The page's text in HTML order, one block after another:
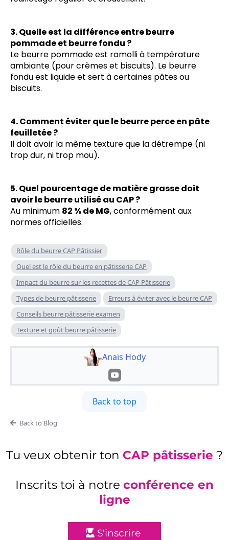
3. Quelle est la différence entre beurre
pommade et beurre fondu ?
Le beurre pommade est ramolli à température
ambiante (pour crèmes et biscuits). Le beurre
fondu est liquide et sert à certaines pâtes ou
biscuits.
4. Comment éviter que le beurre perce en pâte
feuilletée ?
Il doit avoir la même texture que la détrempe (ni
trop dur, ni trop mou).
5. Quel pourcentage de matière grasse doit
avoir le beurre utilisé au CAP ?
Au minimum 82 % de MG, conformément aux
normes officielles.
Rôle du beurre CAP Pâtissier
Quel est le rôle du beurre en pâtisserie CAP
Impact du beurre sur les recettes de CAP Pâtisserie
Types de beurre pâtisserie
Erreurs à éviter avec le beurre CAP
Conseils beurre pâtisserie examen
Texture et goût beurre pâtisserie
Anaïs Hody
Back to top
Back to Blog
Tu veux obtenir ton CAP pâtisserie ?
Inscrits toi à notre conférence en
ligne
S'inscrire